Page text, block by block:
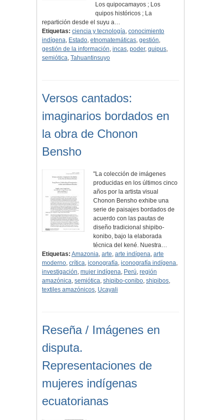
Los quipocamayos ; Los
quipos históricos ; La
repartición desde el suyu a…
Etiquetas: ciencia y tecnología, conocimiento
indígena, Estado, etnomatemáticas, gestión,
gestión de la información, incas, poder, quipus,
semiótica, Tahuantinsuyo
Versos cantados:
imaginarios bordados en
la obra de Chonon
Bensho
"La colección de imágenes
producidas en los últimos cinco
años por la artista visual
Chonon Bensho exhibe una
serie de paisajes bordados de
acuerdo con las pautas de
diseño tradicional shipibo-
konibo, bajo la elaborada
técnica del kené. Nuestra…
Etiquetas: Amazonia, arte, arte indígena, arte
moderno, crítica, iconografía, iconografía indígena,
investigación, mujer indígena, Perú, región
amazónica, semiótica, shipibo-conibo, shipibos,
textiles amazónicos, Ucayali
Reseña / Imágenes en
disputa.
Representaciones de
mujeres indígenas
ecuatorianas